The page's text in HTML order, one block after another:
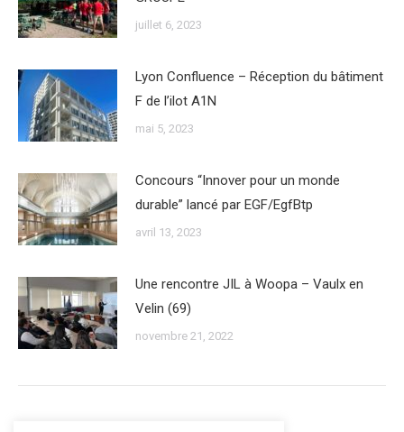
juillet 6, 2023
Lyon Confluence – Réception du bâtiment
F de l’ilot A1N
mai 5, 2023
Concours “Innover pour un monde
durable” lancé par EGF/EgfBtp
avril 13, 2023
Une rencontre JIL à Woopa – Vaulx en
Velin (69)
novembre 21, 2022